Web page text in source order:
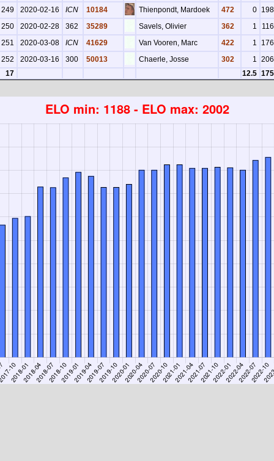
249
2020-02-16 ICN 10184 Thienpondt, Mardoek 472 0
250
2020-02-28 362 35289 Savels, Olivier 362 1
251
2020-03-08 ICN 41629 Van Vooren, Marc 422 1
252
2020-03-16 300 50013 Chaerle, Josse 302 1
17
12.5